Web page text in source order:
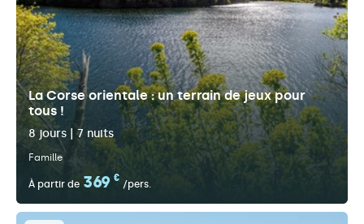
La Corse orientale : un terrain de jeux pour
tous !
8 jours | 7 nuits
Famille
À partir de 369 €
/pers.